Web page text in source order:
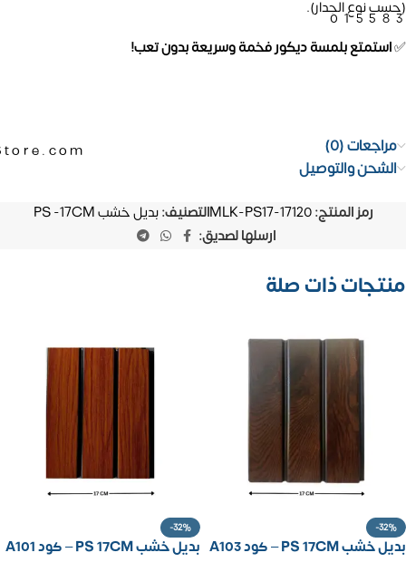
(حسب نوع الجدار).
✅استمتع بلمسة ديكور فخمة وسريعة بدون تعب!
مراجعات (0)
الشحن والتوصيل
رمز المنتج:MLK-PS17-17120التصنيف:بديل خشب PS -17CM
ارسلها لصديق:
منتجات ذات صلة
-32%
بديل خشب PS 17CM – كود A103
-32%
بديل خشب PS 17CM – كود A101